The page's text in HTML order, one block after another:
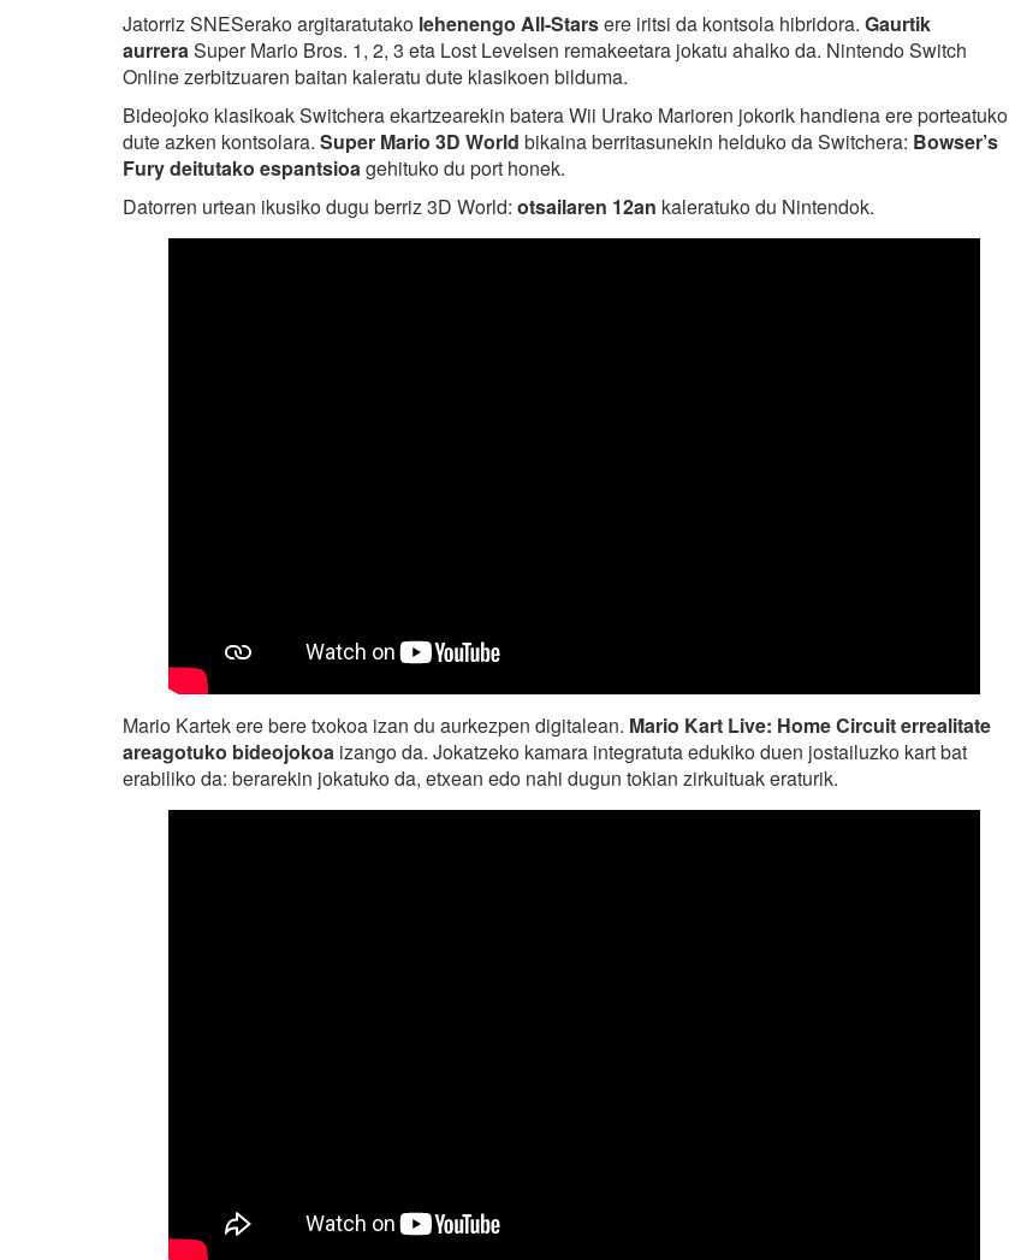
Jatorriz SNESerako argitaratutako lehenengo All-Starsere iritsi da kontsola hibridora. Gaurtik
aurreraSuper Mario Bros. 1, 2, 3 eta Lost Levelsen remakeetara jokatu ahalko da. Nintendo Switch
Online zerbitzuaren baitan kaleratu dute klasikoen bilduma.
Bideojoko klasikoak Switchera ekartzearekin batera Wii Urako Marioren jokorik handiena ere porteatuko
dute azken kontsolara. Super Mario 3D World bikaina berritasunekin helduko da Switchera: Bowser’s
Fury deitutako espantsioagehituko du port honek.
Datorren urtean ikusiko dugu berriz 3D World: otsailaren 12an kaleratuko du Nintendok.
Mario Kartek ere bere txokoa izan du aurkezpen digitalean. Mario Kart Live: Home Circuit errealitate
areagotuko bideojokoa izango da. Jokatzeko kamara integratuta edukiko duen jostailuzko kart bat
erabiliko da: berarekin jokatuko da, etxean edo nahi dugun tokian zirkuituak eraturik.